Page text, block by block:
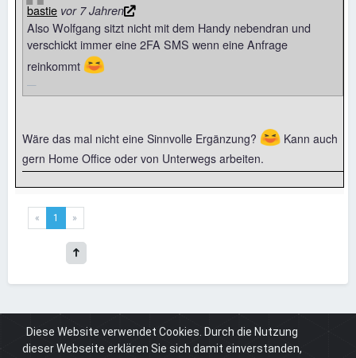
bastie vor 7 Jahren
Also Wolfgang sitzt nicht mit dem Handy nebendran und
verschickt immer eine 2FA SMS wenn eine Anfrage
reinkommt 😆
Wäre das mal nicht eine Sinnvolle Ergänzung? 😆 Kann auch
gern Home Office oder von Unterwegs arbeiten.
« 1 »
Board Cuneros.deNews & Infos2FA nun per SMS möglich
Diese Website verwendet Cookies. Durch die Nutzung
dieser Webseite erklären Sie sich damit einverstanden,